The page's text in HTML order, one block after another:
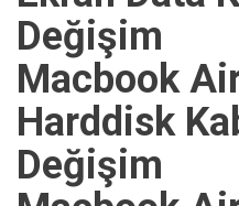
Değişim
Macbook
Harddisk
Değişim